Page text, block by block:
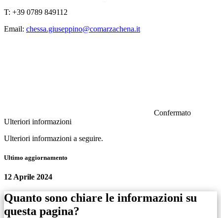
T: +39 0789 849112
Email: chessa.giuseppino@comarzachena.it
Confermato
Ulteriori informazioni
Ulteriori informazioni a seguire.
Ultimo aggiornamento
12 Aprile 2024
Quanto sono chiare le informazioni su
questa pagina?